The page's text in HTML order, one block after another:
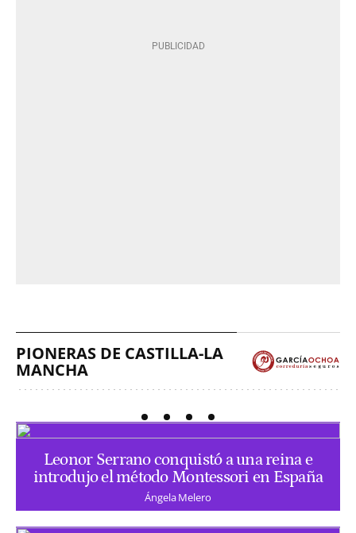
PIONERAS DE CASTILLA-LA
MANCHA
Leonor Serrano conquistó a una reina e
introdujo el método Montessori en España
Ángela Melero